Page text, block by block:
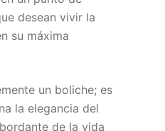
desean vivir la
su máxima
un boliche; es
la elegancia del
de la vida